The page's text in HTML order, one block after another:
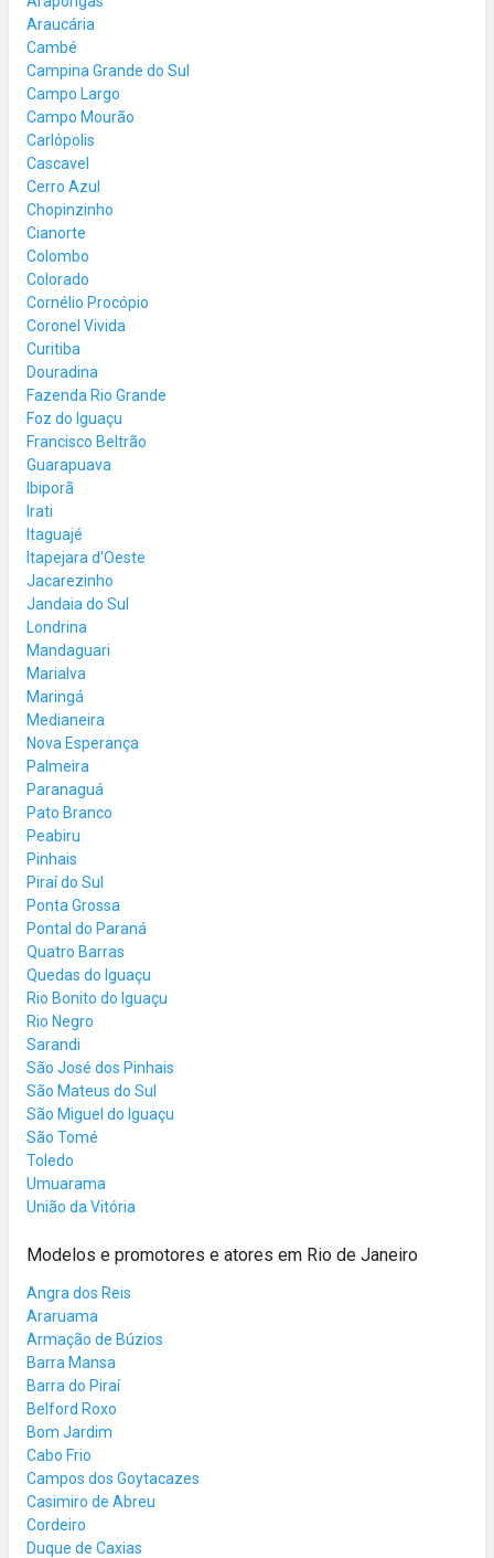
Araucária
Cambé
Campina Grande do Sul
Campo Largo
Campo Mourão
Carlópolis
Cascavel
Cerro Azul
Chopinzinho
Cianorte
Colombo
Colorado
Cornélio Procópio
Coronel Vivida
Curitiba
Douradina
Fazenda Rio Grande
Foz do Iguaçu
Francisco Beltrão
Guarapuava
Ibiporã
Irati
Itaguajé
Itapejara d'Oeste
Jacarezinho
Jandaia do Sul
Londrina
Mandaguari
Marialva
Maringá
Medianeira
Nova Esperança
Palmeira
Paranaguá
Pato Branco
Peabiru
Pinhais
Piraí do Sul
Ponta Grossa
Pontal do Paraná
Quatro Barras
Quedas do Iguaçu
Rio Bonito do Iguaçu
Rio Negro
Sarandi
São José dos Pinhais
São Mateus do Sul
São Miguel do Iguaçu
São Tomé
Toledo
Umuarama
União da Vitória
Modelos e promotores e atores em Rio de Janeiro
Angra dos Reis
Araruama
Armação de Búzios
Barra Mansa
Barra do Piraí
Belford Roxo
Bom Jardim
Cabo Frio
Campos dos Goytacazes
Casimiro de Abreu
Cordeiro
Duque de Caxias